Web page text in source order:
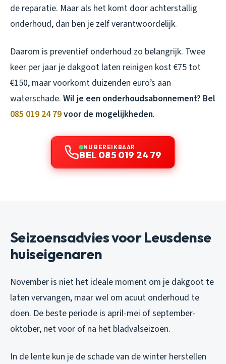
de reparatie. Maar als het komt door achterstallig
onderhoud, dan ben je zelf verantwoordelijk.
Daarom is preventief onderhoud zo belangrijk. Twee
keer per jaar je dakgoot laten reinigen kost €75 tot
€150, maar voorkomt duizenden euro’s aan
waterschade. Wil je een onderhoudsabonnement? Bel
085 019 24 79voor de mogelijkheden.
NU BEREIKBAAR
BEL 085 019 24 79
Seizoensadvies voor Leusdense
huiseigenaren
November is niet het ideale moment om je dakgoot te
laten vervangen, maar wel om acuut onderhoud te
doen. De beste periode is april-mei of september-
oktober, net voor of na het bladvalseizoen.
In de lente kun je de schade van de winter herstellen